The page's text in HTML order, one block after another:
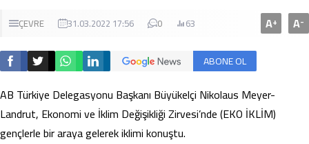
ÇEVRE 31.03.2022 17:56 0 63 A+ A-
ABONE OL
AB Türkiye Delegasyonu Başkanı Büyükelçi Nikolaus Meyer-
Landrut, Ekonomi ve İklim Değişikliği Zirvesi’nde (EKO İKLİM)
gençlerle bir araya gelerek iklimi konuştu.